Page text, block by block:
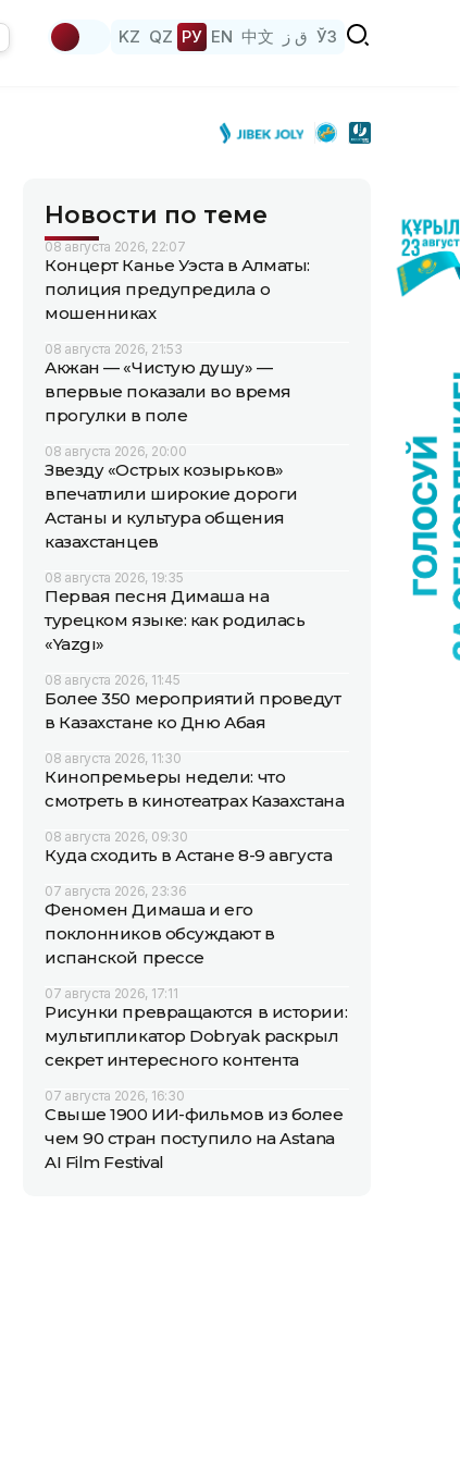
KZ QZ РУ EN 中文 ق ز ЎЗ
Новости по теме
08 августа 2026, 22:07
Концерт Канье Уэста в Алматы:
полиция предупредила о
мошенниках
08 августа 2026, 21:53
Акжан — «Чистую душу» —
впервые показали во время
прогулки в поле
08 августа 2026, 20:00
Звезду «Острых козырьков»
впечатлили широкие дороги
Астаны и культура общения
казахстанцев
08 августа 2026, 19:35
Первая песня Димаша на
турецком языке: как родилась
«Yazgı»
08 августа 2026, 11:45
Более 350 мероприятий проведут
в Казахстане ко Дню Абая
08 августа 2026, 11:30
Кинопремьеры недели: что
смотреть в кинотеатрах Казахстана
08 августа 2026, 09:30
Куда сходить в Астане 8-9 августа
07 августа 2026, 23:36
Феномен Димаша и его
поклонников обсуждают в
испанской прессе
07 августа 2026, 17:11
Рисунки превращаются в истории:
мультипликатор Dobryak раскрыл
секрет интересного контента
07 августа 2026, 16:30
Свыше 1900 ИИ-фильмов из более
чем 90 стран поступило на Astana
AI Film Festival